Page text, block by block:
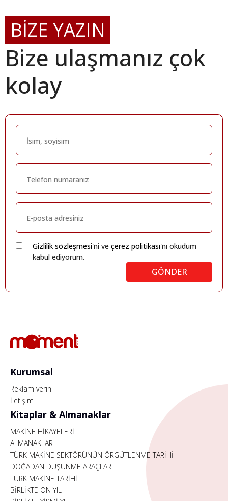
BİZE YAZIN
Bize ulaşmanız çok
kolay
Gizlilik sözleşmesi'ni ve çerez politikası'nı okudum
kabul ediyorum.
GÖNDER
Kurumsal
Reklam verin
İletişim
Kitaplar & Almanaklar
MAKİNE HİKAYELERİ
ALMANAKLAR
TÜRK MAKİNE SEKTÖRÜNÜN ÖRGÜTLENME TARİHİ
DOĞADAN DÜŞÜNME ARAÇLARI
TÜRK MAKİNE TARİHİ
BİRLİKTE ON YIL